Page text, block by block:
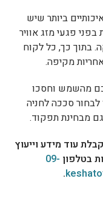
ביותר שיש
פגעי מזג אוויר
בתוך כך, כל לקוח
מקיפה.
מהשמש וחסכו
סככה לחניה
מבחינת תפקוד.
עוד מידע וייעוץ
בטלפון 09-
.